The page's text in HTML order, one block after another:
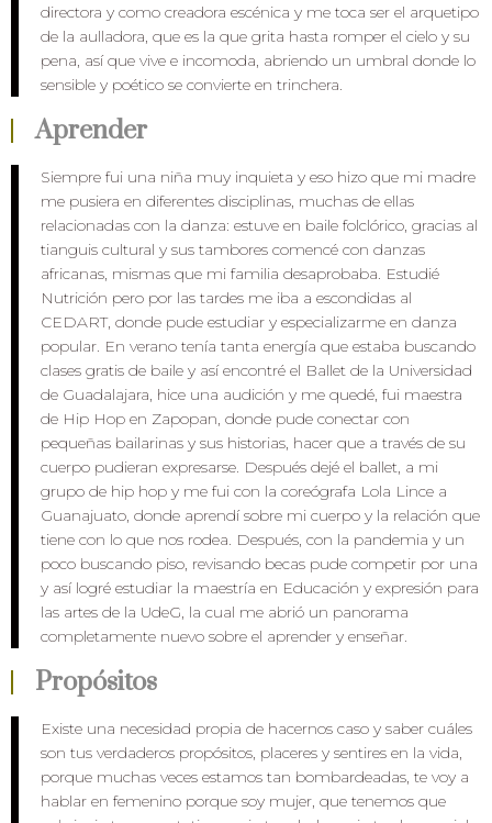
directora y como creadora escénica y me toca ser el arquetipo
de la aulladora, que es la que grita hasta romper el cielo y su
pena, así que vive e incomoda, abriendo un umbral donde lo
sensible y poético se convierte en trinchera.
Aprender
Siempre fui una niña muy inquieta y eso hizo que mi madre
me pusiera en diferentes disciplinas, muchas de ellas
relacionadas con la danza: estuve en baile folclórico, gracias al
tianguis cultural y sus tambores comencé con danzas
africanas, mismas que mi familia desaprobaba. Estudié
Nutrición pero por las tardes me iba a escondidas al
CEDART, donde pude estudiar y especializarme en danza
popular. En verano tenía tanta energía que estaba buscando
clases gratis de baile y así encontré el Ballet de la Universidad
de Guadalajara, hice una audición y me quedé, fui maestra
de Hip Hop en Zapopan, donde pude conectar con
pequeñas bailarinas y sus historias, hacer que a través de su
cuerpo pudieran expresarse. Después dejé el ballet, a mi
grupo de hip hop y me fui con la coreógrafa Lola Lince a
Guanajuato, donde aprendí sobre mi cuerpo y la relación que
tiene con lo que nos rodea. Después, con la pandemia y un
poco buscando piso, revisando becas pude competir por una
y así logré estudiar la maestría en Educación y expresión para
las artes de la UdeG, la cual me abrió un panorama
completamente nuevo sobre el aprender y enseñar.
Propósitos
Existe una necesidad propia de hacernos caso y saber cuáles
son tus verdaderos propósitos, placeres y sentires en la vida,
porque muchas veces estamos tan bombardeadas, te voy a
hablar en femenino porque soy mujer, que tenemos que